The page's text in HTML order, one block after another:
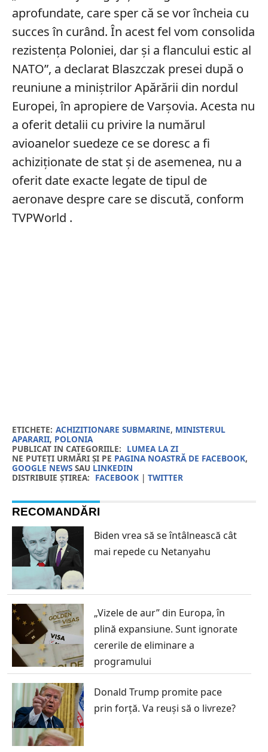
aprofundate, care sper că se vor încheia cu
succes în curând. În acest fel vom consolida
rezistența Poloniei, dar și a flancului estic al
NATO”, a declarat Blaszczak presei după o
reuniune a miniștrilor Apărării din nordul
Europei, în apropiere de Varșovia. Acesta nu
a oferit detalii cu privire la numărul
avioanelor suedeze ce se doresc a fi
achiziționate de stat și de asemenea, nu a
oferit date exacte legate de tipul de
aeronave despre care se discută, conform
TVPWorld .
ETICHETE: ACHIZITIONARE SUBMARINE, MINISTERUL
APARARII, POLONIA
PUBLICAT IN CATEGORIILE: LUMEA LA ZI
NE PUTEȚI URMĂRI ȘI PE PAGINA NOASTRĂ DE FACEBOOK,
GOOGLE NEWSSAU LINKEDIN
DISTRIBUIE ȘTIREA: FACEBOOK| TWITTER
RECOMANDĂRI
Biden vrea să se întâlnească cât
mai repede cu Netanyahu
„Vizele de aur” din Europa, în
plină expansiune. Sunt ignorate
cererile de eliminare a
programului
Donald Trump promite pace
prin forță. Va reuși să o livreze?